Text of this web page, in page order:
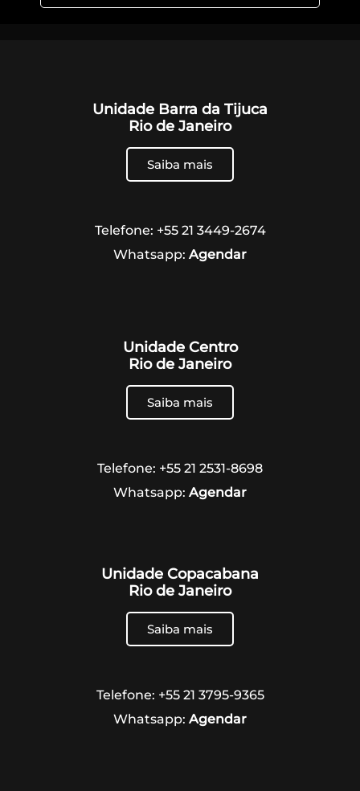
Unidade Barra da Tijuca
Rio de Janeiro
Saiba mais
Telefone: +55 21 3449-2674
Whatsapp: Agendar
Unidade Centro
Rio de Janeiro
Saiba mais
Telefone: +55 21 2531-8698
Whatsapp: Agendar
Unidade Copacabana
Rio de Janeiro
Saiba mais
Telefone: +55 21 3795-9365
Whatsapp: Agendar